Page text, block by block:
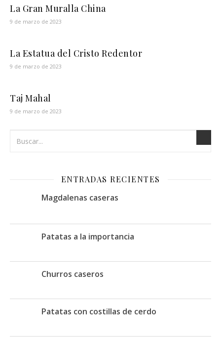
La Gran Muralla China
9 de marzo de 2023
La Estatua del Cristo Redentor
9 de marzo de 2023
Taj Mahal
9 de marzo de 2023
ENTRADAS RECIENTES
Magdalenas caseras
Patatas a la importancia
Churros caseros
Patatas con costillas de cerdo